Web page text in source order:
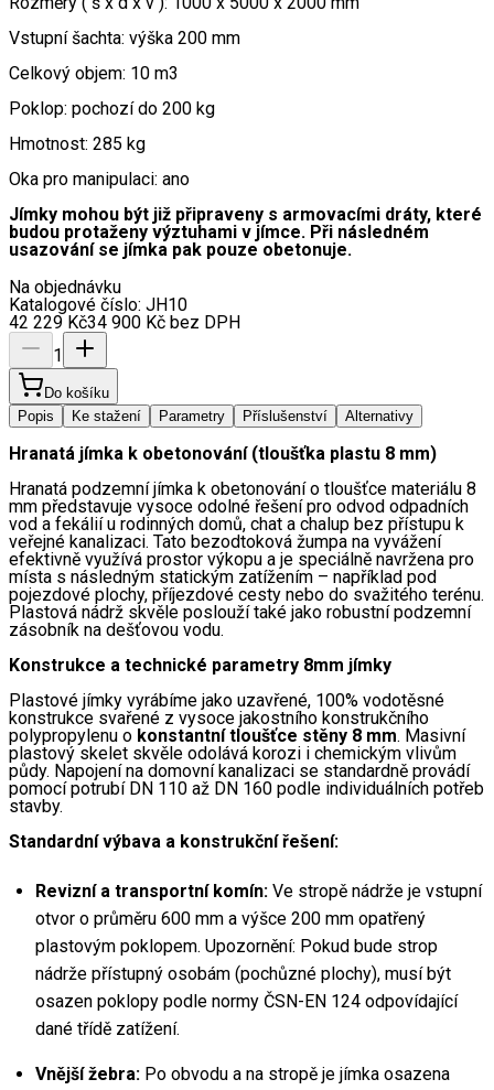
Vstupní šachta: výška 200 mm
Celkový objem: 10 m3
Poklop: pochozí do 200 kg
Hmotnost: 285 kg
Oka pro manipulaci: ano
Jímky mohou být již připraveny s armovacími dráty, které
budou protaženy výztuhami v jímce. Při následném
usazování se jímka pak pouze obetonuje.
Na objednávku
Katalogové číslo: JH10
42 229 Kč34 900 Kč bez DPH
1
Do košíku
Popis
Ke stažení Parametry Příslušenství Alternativy
Hranatá jímka k obetonování (tloušťka plastu 8 mm)
Hranatá podzemní jímka k obetonování o tloušťce materiálu 8
mm představuje vysoce odolné řešení pro odvod odpadních
vod a fekálií u rodinných domů, chat a chalup bez přístupu k
veřejné kanalizaci. Tato bezodtoková žumpa na vyvážení
efektivně využívá prostor výkopu a je speciálně navržena pro
místa s následným statickým zatížením – například pod
pojezdové plochy, příjezdové cesty nebo do svažitého terénu.
Plastová nádrž skvěle poslouží také jako robustní podzemní
zásobník na dešťovou vodu.
Konstrukce a technické parametry 8mm jímky
Plastové jímky vyrábíme jako uzavřené, 100% vodotěsné
konstrukce svařené z vysoce jakostního konstrukčního
polypropylenu o konstantní tloušťce stěny 8 mm. Masivní
plastový skelet skvěle odolává korozi i chemickým vlivům
půdy. Napojení na domovní kanalizaci se standardně provádí
pomocí potrubí DN 110 až DN 160 podle individuálních potřeb
stavby.
Standardní výbava a konstrukční řešení:
Revizní a transportní komín: Ve stropě nádrže je vstupní
otvor o průměru 600 mm a výšce 200 mm opatřený
plastovým poklopem. Upozornění: Pokud bude strop
nádrže přístupný osobám (pochůzné plochy), musí být
osazen poklopy podle normy ČSN-EN 124 odpovídající
dané třídě zatížení.
Vnější žebra: Po obvodu a na stropě je jímka osazena